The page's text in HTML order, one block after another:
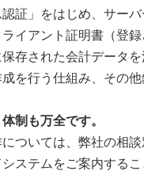
認証」をはじめ、サー
イアント証明書（登
存された会計データ
を行う仕組み、その
制も万全です。
ついては、弊社の相
ステムをご案内するこ